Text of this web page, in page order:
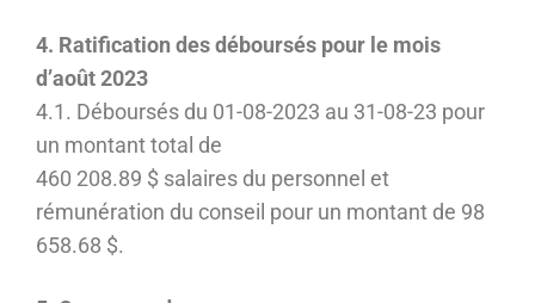
4. Ratification des déboursés pour le mois
d’août 2023
4.1. Déboursés du 01-08-2023 au 31-08-23 pour
un montant total de
460 208.89 $ salaires du personnel et
rémunération du conseil pour un montant de 98
658.68 $.